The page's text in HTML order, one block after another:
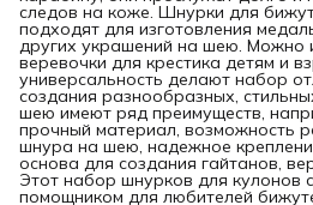
следов на коже. Шнурки для
подходят для изготовления
других украшений на шею. Можно
веревочки для крестика детям и
универсальность делают набор
создания разнообразных,
шею имеют ряд преимуществ,
прочный материал, возможность
шнура на шею, надежное
основа для создания гайтанов,
Этот набор шнурков для кулонов
помощником для любителей